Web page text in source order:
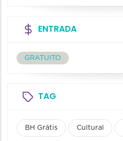
ENTRADA
GRATUITO
TAG
BH Grátis Cultural